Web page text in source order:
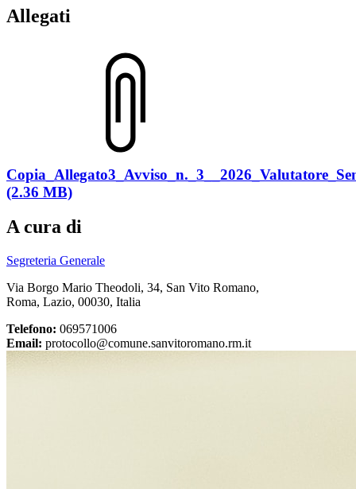
Allegati
(2.36 MB)
A cura di
Segreteria Generale
Via Borgo Mario Theodoli, 34, San Vito Romano,
Roma, Lazio, 00030, Italia
Telefono: 069571006
Email: protocollo@comune.sanvitoromano.rm.it